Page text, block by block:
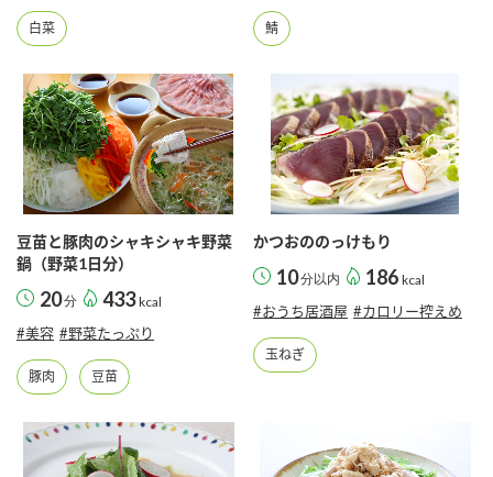
鍋奉行マニュアル
ロングセラー商品 ＋ おすすめレシピ
人気商品 ＋ おすすめレシピ
業務用サイト ミツカングループについて
白菜 鯖
豆苗と豚肉のシャキシャキ野菜
鍋（野菜1日分）
20分 433 kcal
#美容 #野菜たっぷり
豚肉 豆苗
かつおののっけもり
10分以内 186 kcal
#おうち居酒屋 #カロリー控えめ
玉ねぎ